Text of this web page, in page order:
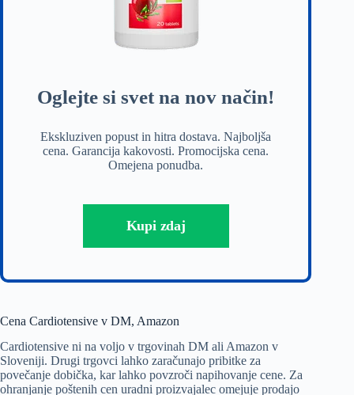
Oglejte si svet na nov način!
Ekskluziven popust in hitra dostava. Najboljša
cena. Garancija kakovosti. Promocijska cena.
Omejena ponudba.
Kupi zdaj
Cena Cardiotensive v DM, Amazon
Cardiotensive ni na voljo v trgovinah DM ali Amazon v
Sloveniji. Drugi trgovci lahko zaračunajo pribitke za
povečanje dobička, kar lahko povzroči napihovanje cene. Za
ohranjanje poštenih cen uradni proizvajalec omejuje prodajo